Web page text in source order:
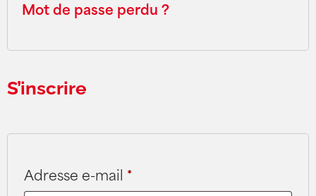
Mot de passe perdu ?
S’inscrire
Adresse e-mail *